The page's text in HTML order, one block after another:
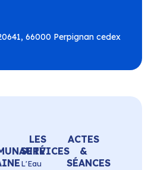
66000 Perpignan cedex
LES
SERVICES
L'Eau
ACTES
&
SÉANCES